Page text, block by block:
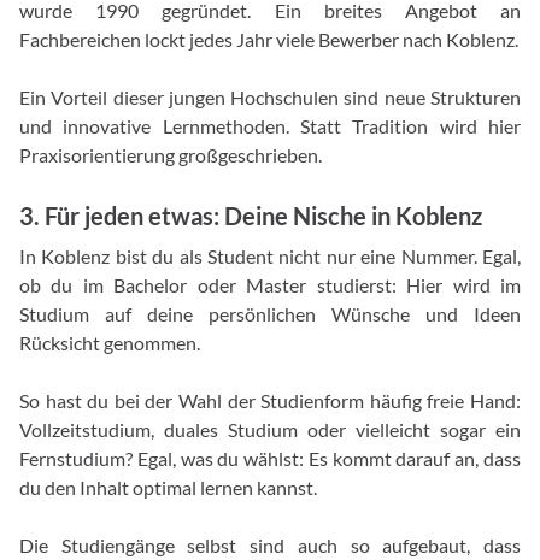
wurde 1990 gegründet. Ein breites Angebot an
Fachbereichen lockt jedes Jahr viele Bewerber nach Koblenz.
Ein Vorteil dieser jungen Hochschulen sind neue Strukturen
und innovative Lernmethoden. Statt Tradition wird hier
Praxisorientierung großgeschrieben.
3. Für jeden etwas: Deine Nische in Koblenz
In Koblenz bist du als Student nicht nur eine Nummer. Egal,
ob du im Bachelor oder Master studierst: Hier wird im
Studium auf deine persönlichen Wünsche und Ideen
Rücksicht genommen.
So hast du bei der Wahl der Studienform häufig freie Hand:
Vollzeitstudium, duales Studium oder vielleicht sogar ein
Fernstudium? Egal, was du wählst: Es kommt darauf an, dass
du den Inhalt optimal lernen kannst.
Die Studiengänge selbst sind auch so aufgebaut, dass